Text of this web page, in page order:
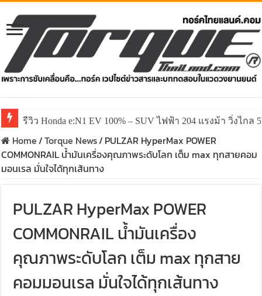
รีวิว Honda e:N1 EV 100% – SUV ไฟฟ้า 204 แรงม้า วิ่งไกล
Home/Torque News/ PULZAR HyperMax POWER
COMMONRAIL น้ำมันเครื่องคุณภาพระดับโลก เต็ม max ทุกสายคอม
มอนเรล มั่นใจได้ทุกเส้นทาง
PULZAR HyperMax POWER
COMMONRAIL น้ำมันเครื่อง
คุณภาพระดับโลก เต็ม max ทุกสาย
คอมมอนเรล มั่นใจได้ทุกเส้นทาง